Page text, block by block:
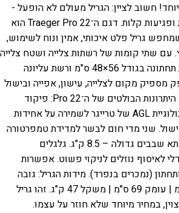
חשוב לציין: הגריל מעולם לא הופעל -
ופגיעות קלות.
דגם ה־Traeger Pro 22 הוא
גריל פלט איכותי, אמין ונוח לשימוש,
עם שתי קומות של רשתות צלייה ושטח צלייה
כולל של 0.37 מ"ר (רשת תחתונה בגודל 56×48 ס"מ ורשת עליונה
מספק מספיק מקום לצלייה, עישון, אפייה ובישול
היתרונות הבולטים של ה־Pro 22:
פיקוד
דיגיטלי מתקדם עם טכנולוגיית AGL של טרייגר לשמירה על אחידות
שני מדי חום לבשר למדידת טמפרטורה
שבבים גדולה – 8.5 ק"ג.
גלגלים
דלי לאיסוף נוזלים לניקוי פשוט.אפשרות
(נמכרים בנפרד).מידות הגריל: גובה
זהו גריל
במחיר מיוחד שלא חוזר על עצמו.